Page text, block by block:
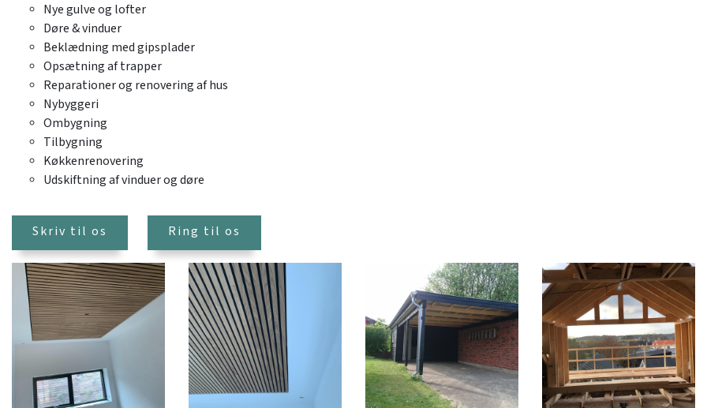
Nye gulve og lofter
Døre & vinduer
Beklædning med gipsplader
Opsætning af trapper
Reparationer og renovering af hus
Nybyggeri
Ombygning
Tilbygning
Køkkenrenovering
Udskiftning af vinduer og døre​
Skriv til os Ring til os